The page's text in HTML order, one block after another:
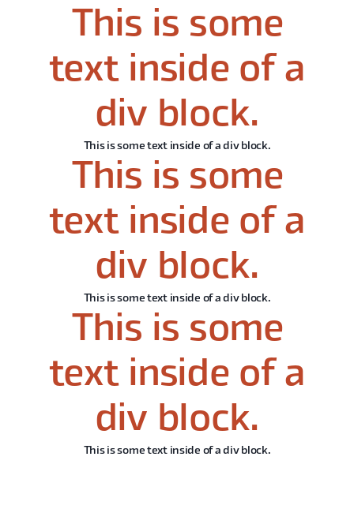
This is some
text inside of a
div block.
This is some text inside of a div block.
This is some
text inside of a
div block.
This is some text inside of a div block.
This is some
text inside of a
div block.
This is some text inside of a div block.